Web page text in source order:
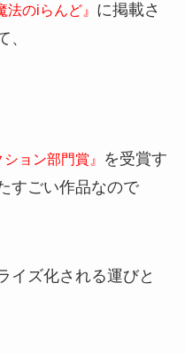
法のiらんど』 に掲載さ
、
ョン部門賞』
を受賞す
すごい作品なので
イズ化される運びと